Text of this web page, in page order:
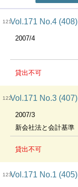
121Vol.171 No.4 (408)
2007/4
貸出不可
122Vol.171 No.3 (407)
2007/3
新会社法と会計基準
貸出不可
123Vol.171 No.1 (405)